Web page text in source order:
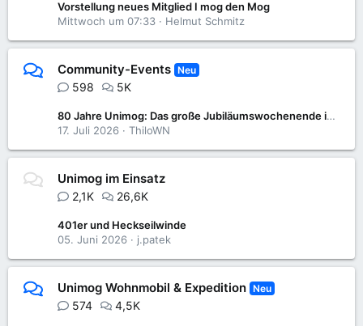
Vorstellung neues Mitglied I mog den Mog
Mittwoch um 07:33
Helmut Schmitz
Community-Events Neu
598 5K
80 Jahre Unimog: Das große Jubiläumswochenende im Unimog-Museum
17. Juli 2026
ThiloWN
Unimog im Einsatz
2,1K 26,6K
401er und Heckseilwinde
05. Juni 2026
j.patek
Unimog Wohnmobil & Expedition Neu
574 4,5K